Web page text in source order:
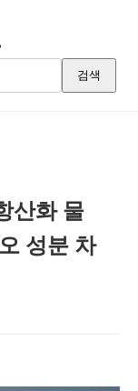
검색
산화 물
성분 차